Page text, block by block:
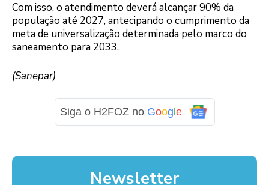
Com isso, o atendimento deverá alcançar 90% da
população até 2027, antecipando o cumprimento da
meta de universalização determinada pelo marco do
saneamento para 2033.
(Sanepar)
Siga o H2FOZ no Goog e
Newsletter